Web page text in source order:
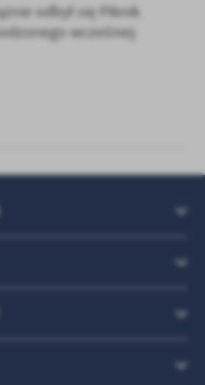
odbył się Piknik
wcześniej